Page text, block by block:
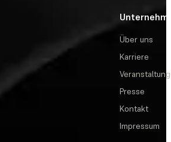
Über uns
Karriere
Presse
Kontakt
Impressum